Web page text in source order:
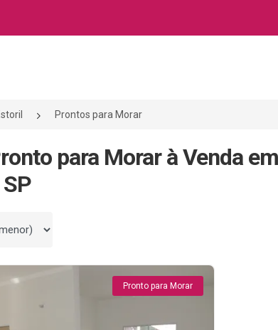
Prontos para Morar
para Morar à Venda
Pronto para Morar